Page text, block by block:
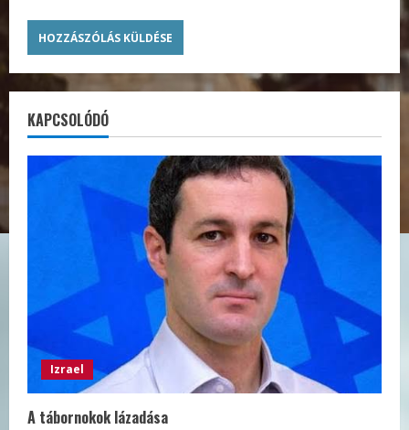
KAPCSOLÓDÓ
Izrael
A tábornokok lázadása